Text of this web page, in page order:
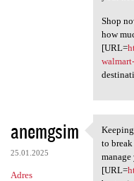
Shop
how
[URL=
anemgsim
25.01.2025
Adres
to
[URL=